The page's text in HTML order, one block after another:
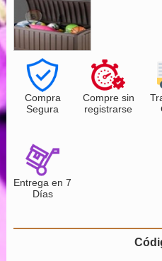
Compra
Segura
Compre sin
registrarse
Entrega en 7
Días